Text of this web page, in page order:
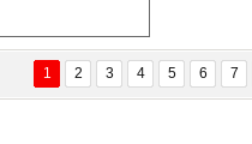
KAFAYI!
Abbas Levent Ertekin
Sanal Medyanın Dijital Savaş Alanı
Pendik Tanıtım
Filmi
1 2 3 4 5 6 7